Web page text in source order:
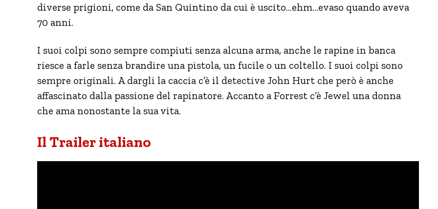
diverse prigioni, come da San Quintino da cui è uscito…ehm…evaso quando aveva
70 anni.
I suoi colpi sono sempre compiuti senza alcuna arma, anche le rapine in banca
riesce a farle senza brandire una pistola, un fucile o un coltello. I suoi colpi sono
sempre originali. A dargli la caccia c’è il detective John Hurt che però è anche
affascinato dalla passione del rapinatore. Accanto a Forrest c’è Jewel una donna
che ama nonostante la sua vita.
Il Trailer italiano